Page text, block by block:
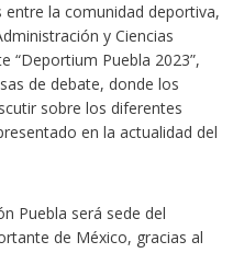
entre la comunidad deportiva,
y Ciencias
“Deportium Puebla 2023”,
de debate, donde los
sobre los diferentes
en la actualidad del
Puebla será sede del
de México, gracias al